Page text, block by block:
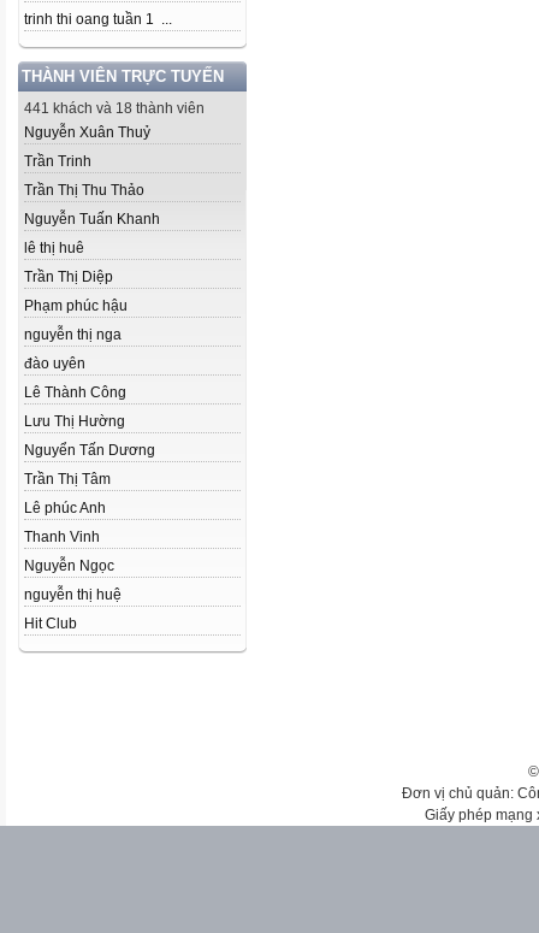
trinh thi oang tuần 1 ...
THÀNH VIÊN TRỰC TUYẾN
441 khách và 18 thành viên
Nguyễn Xuân Thuỷ
Trần Trinh
Trần Thị Thu Thảo
Nguyễn Tuấn Khanh
lê thị huê
Trần Thị Diệp
Phạm phúc hậu
nguyễn thị nga
đào uyên
Lê Thành Công
Lưu Thị Hường
Nguyển Tấn Dương
Trần Thị Tâm
Lê phúc Anh
Thanh Vinh
Nguyễn Ngọc
nguyễn thị huệ
Hit Club
Đơn vị chủ quản:
Giấy phép mạng